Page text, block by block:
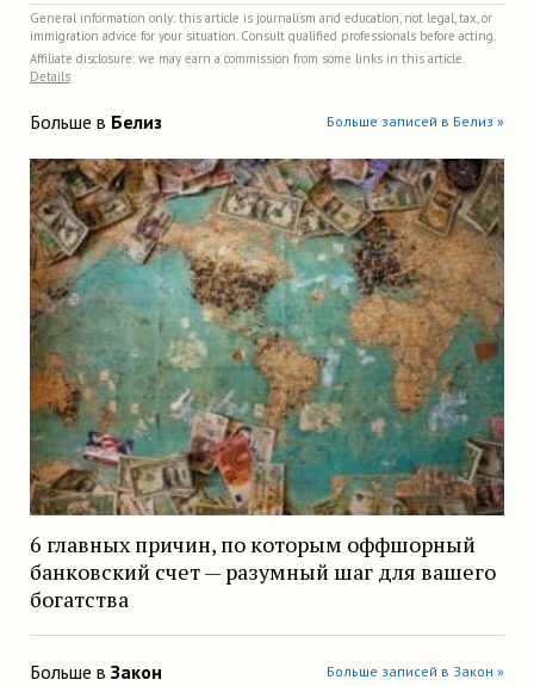
General information only: this article is journalism and education, not legal, tax, or
immigration advice for your situation. Consult qualified professionals before acting.
Affiliate disclosure: we may earn a commission from some links in this article.
Details
Больше в Белиз Больше записей в Белиз »
6 главных причин, по которым оффшорный
банковский счет — разумный шаг для вашего
богатства
Больше в Закон Больше записей в Закон »